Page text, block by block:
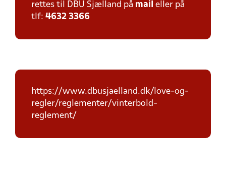
rettes til DBU Sjælland på mail eller på
tlf: 4632 3366
https://www.dbusjaelland.dk/love-og-
regler/reglementer/vinterbold-
reglement/